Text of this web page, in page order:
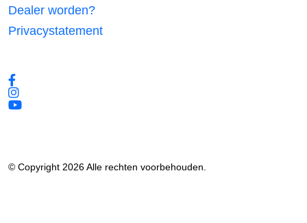
Dealer worden?
Privacystatement
© Copyright 2026 Alle rechten voorbehouden.